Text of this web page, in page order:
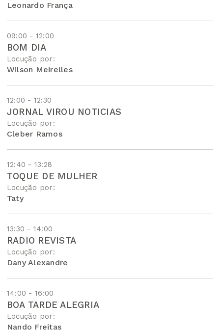
Leonardo França
09:00 - 12:00
BOM DIA
Locução por:
Wilson Meirelles
12:00 - 12:30
JORNAL VIROU NOTICIAS
Locução por:
Cleber Ramos
12:40 - 13:28
TOQUE DE MULHER
Locução por:
Taty
13:30 - 14:00
RADIO REVISTA
Locução por:
Dany Alexandre
14:00 - 16:00
BOA TARDE ALEGRIA
Locução por:
Nando Freitas